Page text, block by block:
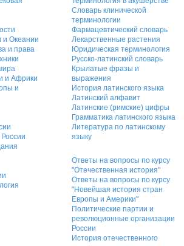
и Океании
и права
и Африки
и
Словарь клинической
терминологии
Фармацевтический словарь
Лекарственные растения
Юридическая терминология
Русско-латинский словарь
Крылатые фразы и
выражения
История латинского языка
Латинский алфавит
Латинские (римские) цифры
Грамматика латинского языка
Литература по латинскому
языку
Ответы на вопросы по курсу
"Отечественная история"
Ответы на вопросы по курсу
"Новейшая история стран
Европы и Америки"
Политические партии и
революционные организации
России
История отечественного